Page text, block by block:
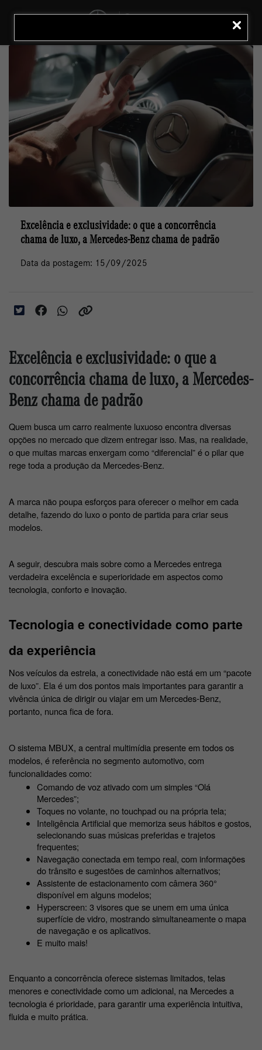
LIGAR
Excelência e exclusividade: o que a concorrência
chama de luxo, a Mercedes-Benz chama de padrão
Data da postagem: 15/09/2025
Excelência e exclusividade: o que a
concorrência chama de luxo, a Mercedes-
Benz chama de padrão
Quem busca um carro realmente luxuoso encontra diversas
opções no mercado que dizem entregar isso. Mas, na realidade,
o que muitas marcas enxergam como “diferencial” é o pilar que
rege toda a produção da Mercedes-Benz.
A marca não poupa esforços para oferecer o melhor em cada
detalhe, fazendo do luxo o ponto de partida para criar seus
modelos.
A seguir, descubra mais sobre como a Mercedes entrega
verdadeira excelência e superioridade em aspectos como
tecnologia, conforto e inovação.
Tecnologia e conectividade como parte
da experiência
Nos veículos da estrela, a conectividade não está em um “pacote
de luxo”. Ela é um dos pontos mais importantes para garantir a
vivência única de dirigir ou viajar em um Mercedes-Benz,
portanto, nunca fica de fora.
O sistema MBUX, a central multimídia presente em todos os
modelos, é referência no segmento automotivo, com
funcionalidades como:
Comando de voz ativado com um simples “Olá
Mercedes”;
Toques no volante, no touchpad ou na própria tela;
Inteligência Artificial que memoriza seus hábitos e gostos,
selecionando suas músicas preferidas e trajetos
frequentes;
Navegação conectada em tempo real, com informações
do trânsito e sugestões de caminhos alternativos;
Assistente de estacionamento com câmera 360°
disponível em alguns modelos;
Hyperscreen: 3 visores que se unem em uma única
superfície de vidro, mostrando simultaneamente o mapa
de navegação e os aplicativos.
E muito mais!
Enquanto a concorrência oferece sistemas limitados, telas
menores e conectividade como um adicional, na Mercedes a
tecnologia é prioridade, para garantir uma experiência intuitiva,
fluida e muito prática.